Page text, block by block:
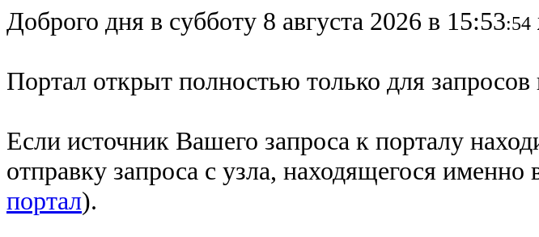
Доброго дня в субботу 8 августа 2026 в 15:53:54
Портал открыт полностью только для запросов
Если источник Вашего запроса к порталу
отправку запроса с узла, находящегося именно
портал).